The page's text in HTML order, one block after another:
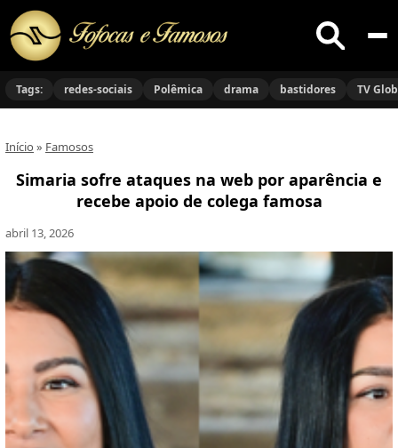
Buscar
no
Tags: redes-sociais Polêmica drama bastidores TV
Início » Famosos
Simaria sofre ataques na web por aparência e
recebe apoio de colega famosa
abril 13, 2026